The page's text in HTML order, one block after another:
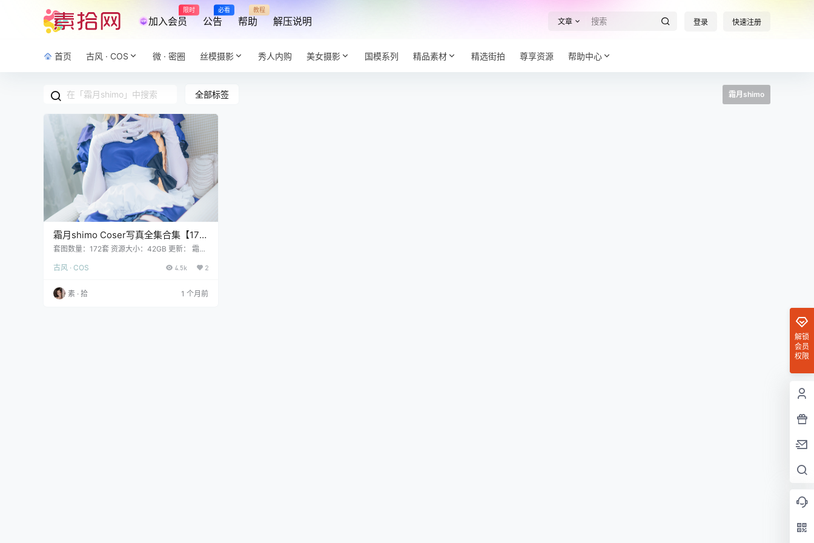
加入会员
限时
公告
必看
帮助
教程
解压说明 文章 登录 快速注册
首页 古风 · COS 微 · 密圈 丝模摄影 秀人内购 美女摄影 国模系列 精品素材 精选街拍 尊享资源 帮助中心
全部标签 霜月shimo
霜月shimo Coser写真全集合集【172
套 42GB超清打包下载】
套图数量：172套 资源大小：42GB 更新： 霜月
l.04 [115P 145M] 霜月shimo NO.171 Azurlane
Original Maid 2026 [20P 50M] 霜月shimo NO.
169 Bunny ShinaNO [20P…
古风 · COS 4.5k 2
素 · 拾 1 个月前
解锁
会员
权限